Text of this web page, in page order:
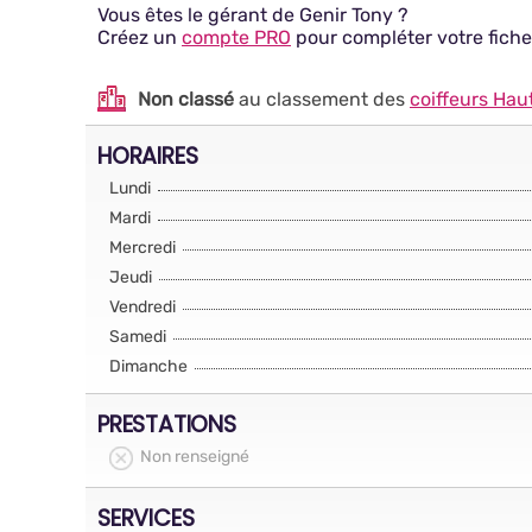
Vous êtes le gérant de Genir Tony ?
Créez un compte PRO pour compléter votre
Non classé au classement des coiffeurs
HORAIRES
Lundi
Mardi
Mercredi
Jeudi
Vendredi
Samedi
Dimanche
PRESTATIONS
Non renseigné
SERVICES